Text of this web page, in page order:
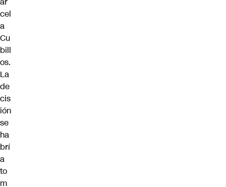
cel
a
Cu
bill
os.
La
de
cis
ión
se
ha
brí
a
to
m